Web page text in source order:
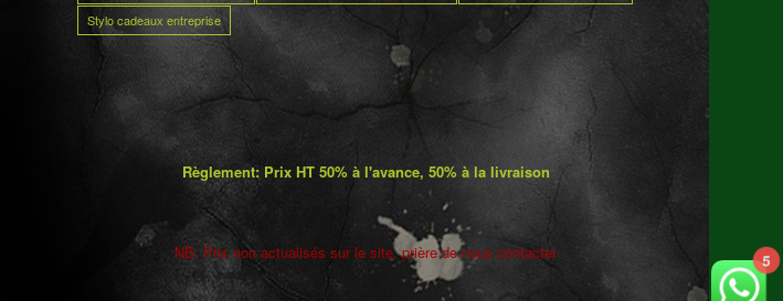
Stylo cadeaux entreprise
Règlement: Prix HT 50% à l'avance, 50% à la livraison
NB: Prix non actualisés sur le site. prière de nous contacter 5